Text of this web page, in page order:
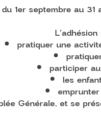
1er septembre au
pratiquer une
participer
les
Générale, et se